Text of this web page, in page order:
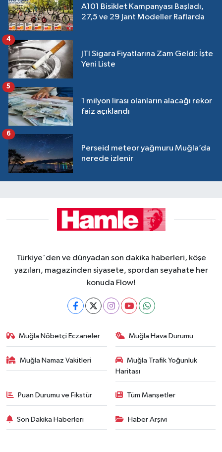
A101 Bisiklet Kampanyası Başladı,
27,5 ve 29 Jant Modeller Raflarda
JTI Sigara Fiyatlarına Zam Geldi: İşte
Yeni Liste
4
1 milyon lirası olanların alacağı rekor
faiz açıklandı
5
Perseid meteor yağmuru Muğla’da
nerede izlenir
6
Türkiye'den ve dünyadan son dakika haberleri, köşe
yazıları, magazinden siyasete, spordan seyahate her
konuda Flow!
Muğla Nöbetçi Eczaneler Muğla Hava Durumu
Muğla Namaz Vakitleri
Muğla Trafik Yoğunluk
Haritası
Puan Durumu ve Fikstür Tüm Manşetler
Son Dakika Haberleri Haber Arşivi